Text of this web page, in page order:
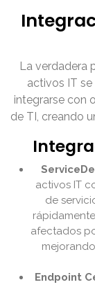
La verdadera
activos IT
integrarse con
de TI, creando
activos IT
de
afectados
Endpoint